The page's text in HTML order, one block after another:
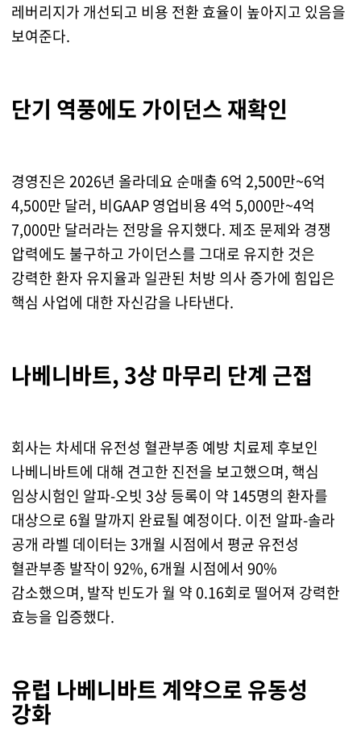
레버리지가 개선되고 비용 전환 효율이 높아지고 있음을
보여준다.
단기 역풍에도 가이던스 재확인
경영진은 2026년 올라데요 순매출 6억 2,500만~6억
4,500만 달러, 비GAAP 영업비용 4억 5,000만~4억
7,000만 달러라는 전망을 유지했다. 제조 문제와 경쟁
압력에도 불구하고 가이던스를 그대로 유지한 것은
강력한 환자 유지율과 일관된 처방 의사 증가에 힘입은
핵심 사업에 대한 자신감을 나타낸다.
나베니바트, 3상 마무리 단계 근접
회사는 차세대 유전성 혈관부종 예방 치료제 후보인
나베니바트에 대해 견고한 진전을 보고했으며, 핵심
임상시험인 알파-오빗 3상 등록이 약 145명의 환자를
대상으로 6월 말까지 완료될 예정이다. 이전 알파-솔라
공개 라벨 데이터는 3개월 시점에서 평균 유전성
혈관부종 발작이 92%, 6개월 시점에서 90%
감소했으며, 발작 빈도가 월 약 0.16회로 떨어져 강력한
효능을 입증했다.
유럽 나베니바트 계약으로 유동성
강화